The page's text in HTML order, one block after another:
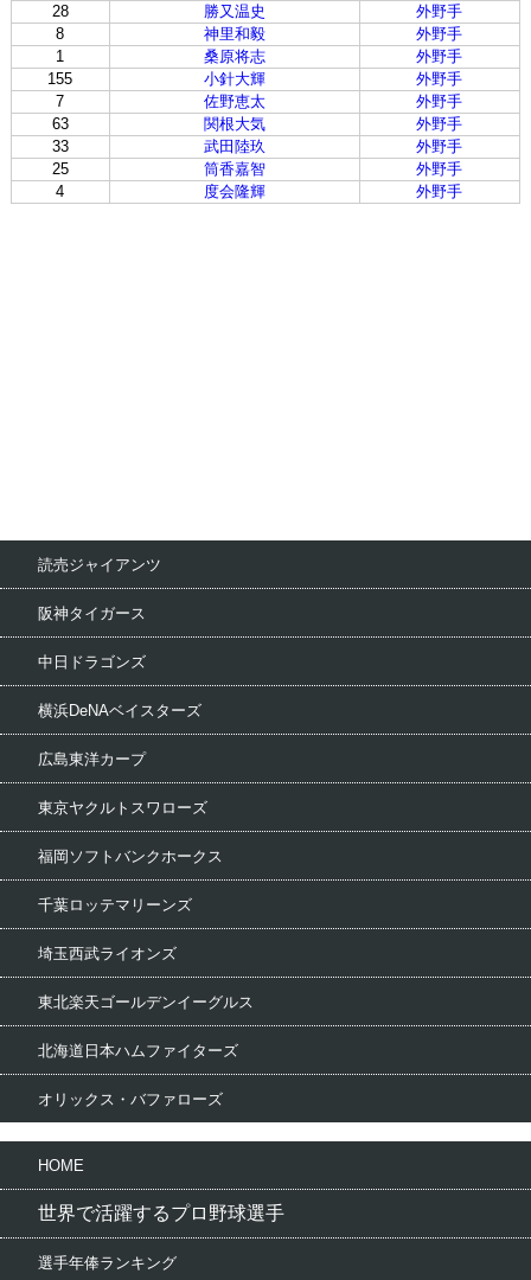
28
勝又温史
外野手
8
神里和毅
外野手
1
桑原将志
外野手
155
小針大輝
外野手
7
佐野恵太
外野手
63
関根大気
外野手
33
武田陸玖
外野手
25
筒香嘉智
外野手
4
度会隆輝 外野手
読売ジャイアンツ
阪神タイガース
中日ドラゴンズ
横浜DeNAベイスターズ
広島東洋カープ
東京ヤクルトスワローズ
福岡ソフトバンクホークス
千葉ロッテマリーンズ
埼玉西武ライオンズ
東北楽天ゴールデンイーグルス
北海道日本ハムファイターズ
オリックス・バファローズ
HOME
世界で活躍するプロ野球選手
選手年俸ランキング